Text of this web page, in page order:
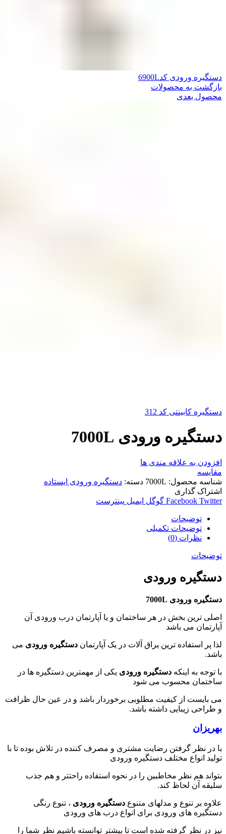
دستگیره ورودی کد6900L
بازگشت به محصولات
محصول بعدی
دستگیره کابینتی کد 312
دستگیره ورودی 7000L
افزودن به علاقه مندی ها
مقایسه
شناسه محصول: 7000L دسته: دستگیره ورودی ایستاده
اشتراک گذاری
Facebook Twitter گوگل ایمیل پینترست
توضیحات
توضیحات تکمیلی
نظرات (0)
توضیحات
دستگیره ورودی
دستگیره ورودی 7000L
اصلی ترین بخش در هر ساختمان و یا آپارتمان درب ورودی آن
آپارتمان می باشد
لذا پر استفاده ترین یراق آلات در یک آپارتمان دستگیره ورودی می
باشد.
با توجه به اینکه دستگیره ورودی یکی از مهمترین دستگیره ها در
ساختمان محسوب می شود
می بایست از کیفیت مطلوبی برخوردار باشد و در عین حال ظرافت
و طراحی زیبایی داشته باشد.
بهریزان
با در نظر گرفتن رضایت مشتری و مصرف کننده در تلاش بوده تا با
تولید انواع مختلف دستگیره ورودی
بتواند هم نظر مخاطبین را در نحوه استفاده راحتتر و هم جذب
سلیقه آن لحاظ کند.
علاوه بر تنوع و مدلهای متنوع دستگیره ورودی ، تنوع رنگی
دستگیره های ورودی برای انواع درب های ورودی
نیز در نظر گرفته شده است تا بیشتر توانسته باشیم نظر شما را